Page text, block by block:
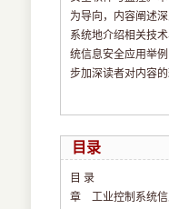
为导向，内容阐述
系统地介绍相关技
统信息安全应用举
步加深读者对内容的
目录
目 录
章 工业控制系统信